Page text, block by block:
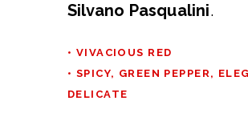
Silvano Pasqualini.
• VIVACIOUS RED
• SPICY, GREEN PEPPER,
DELICATE